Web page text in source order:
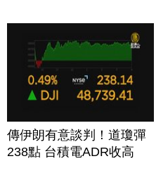
傳伊朗有意談判！道瓊彈
238點 台積電ADR收高